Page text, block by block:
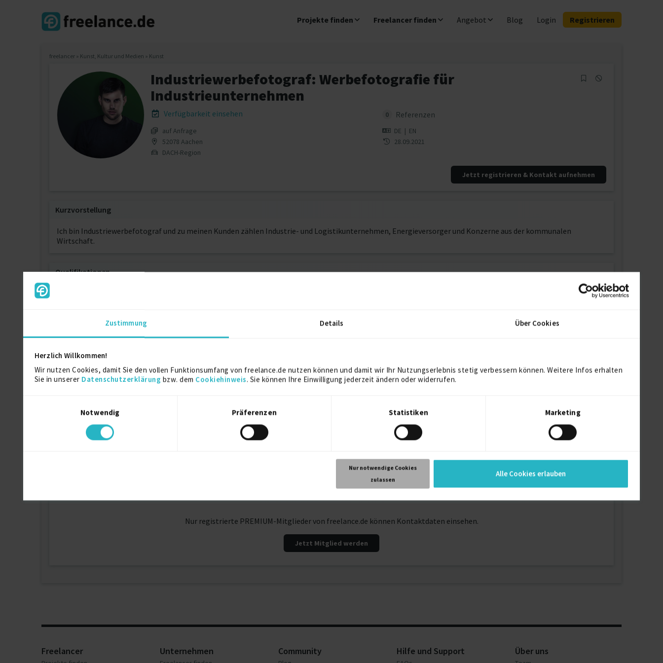
Zustimmung Details Über Cookies
Herzlich Willkommen!
Wir nutzen Cookies, damit Sie den vollen Funktionsumfang von freelance.de nutzen können und damit wir Ihr Nutzungserlebnis stetig verbessern können. Weitere Infos erhalten
Sie in unserer Datenschutzerklärung bzw. dem Cookiehinweis. Sie können Ihre Einwilligung jederzeit ändern oder widerrufen.
Notwendig
Präferenzen Statistiken Marketing
Nur notwendige Cookies
zulassen
Alle Cookies erlauben
Projekte finden Freelancer finden Angebot Blog Login Registrieren
freelancer » Kunst, Kultur und Medien » Kunst
Industriewerbefotograf: Werbefotografie für
Industrieunternehmen
Verfügbarkeit einsehen 0 Referenzen
auf Anfrage
52078 Aachen
DACH-Region
DE | EN
28.09.2021
Jetzt registrieren & Kontakt aufnehmen
Kurzvorstellung
Ich bin Industriewerbefotograf und zu meinen Kunden zählen Industrie- und Logistikunternehmen, Energieversorger und Konzerne aus der kommunalen
Wirtschaft.
Qualifikationen
Fotografie, Lichtsetzung, Bildnachbearbeitung, Retusche
Persönliche Daten
Sprache
Deutsch (Muttersprache)
Reisebereitschaft
Berufserfahrung
21 Jahre und 5 Monate (seit 03/2005)
Projektleitung
Nur registrierte PREMIUM-Mitglieder von freelance.de können Kontaktdaten einsehen.
Jetzt Mitglied werden
Freelancer Unternehmen Community Hilfe und Support Über uns